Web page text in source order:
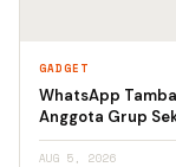
GADGET
WhatsApp
Anggota Grup
AUG 5, 2026